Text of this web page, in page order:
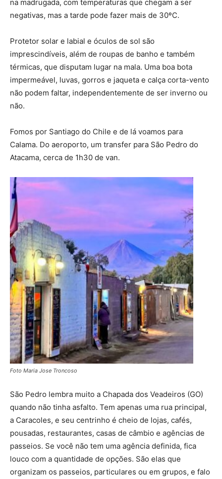
na madrugada, com temperaturas que chegam a ser
negativas, mas a tarde pode fazer mais de 30ºC.
Protetor solar e labial e óculos de sol são
imprescindíveis, além de roupas de banho e também
térmicas, que disputam lugar na mala. Uma boa bota
impermeável, luvas, gorros e jaqueta e calça corta-vento
não podem faltar, independentemente de ser inverno ou
não.
Fomos por Santiago do Chile e de lá voamos para
Calama. Do aeroporto, um transfer para São Pedro do
Atacama, cerca de 1h30 de van.
Foto Maria Jose Troncoso
São Pedro lembra muito a Chapada dos Veadeiros (GO)
quando não tinha asfalto. Tem apenas uma rua principal,
a Caracoles, e seu centrinho é cheio de lojas, cafés,
pousadas, restaurantes, casas de câmbio e agências de
passeios. Se você não tem uma agência definida, fica
louco com a quantidade de opções. São elas que
organizam os passeios, particulares ou em grupos, e falo